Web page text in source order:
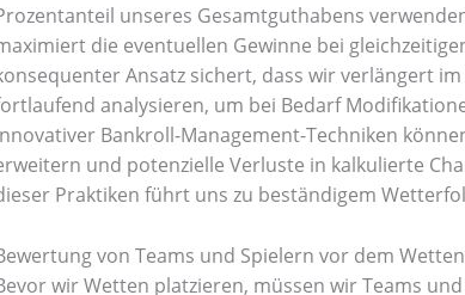
(15) Watches(0)
Womens Fashion
unseres Gesamtguthabens
die eventuellen Gewinne bei
Ansatz sichert, dass wir verlängert
analysieren, um bei Bedarf
Bankroll-Management-Techniken
und potenzielle Verluste in kalkulierte
Praktiken führt uns zu beständigem
von Teams und Spielern vor dem Wetten
wir Wetten platzieren, müssen wir Teams